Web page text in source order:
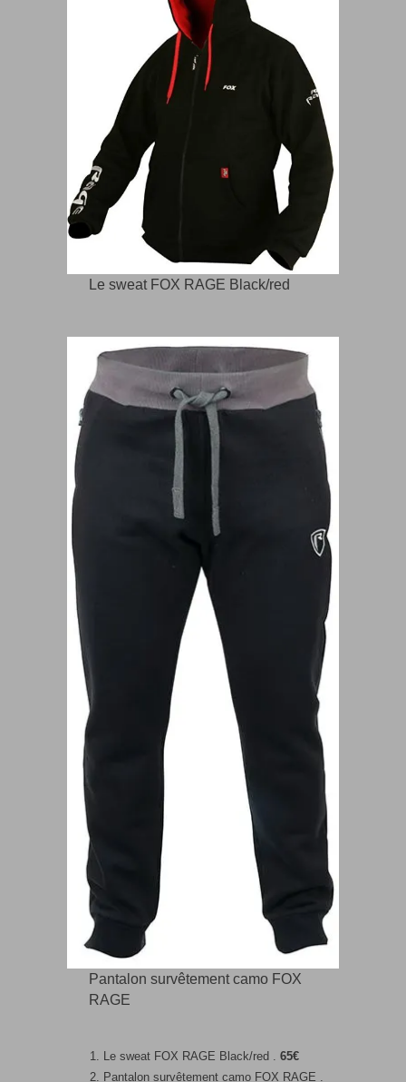
Le sweat FOX RAGE Black/red
Pantalon survêtement camo FOX
RAGE
Le sweat FOX RAGE Black/red . 65€
Pantalon survêtement camo FOX RAGE .